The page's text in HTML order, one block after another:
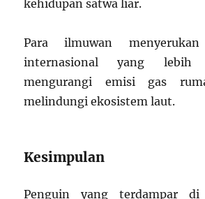
kehidupan satwa liar.
Para ilmuwan
internasional yang
mengurangi emisi gas
melindungi ekosistem laut.
Kesimpulan
Penguin yang terdampar